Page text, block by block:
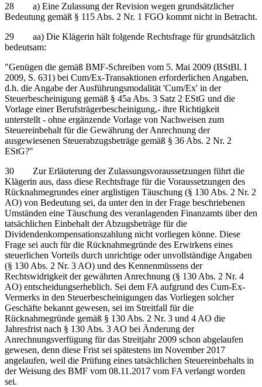
28 a) Eine Zulassung der Revision wegen grundsätzlicher
Bedeutung gemäß § 115 Abs. 2 Nr. 1 FGO kommt nicht in Betracht.
29 aa) Die Klägerin hält folgende Rechtsfrage für grundsätzlich
bedeutsam:
"Genügen die gemäß BMF-Schreiben vom 5. Mai 2009 (BStBl. I
2009, S. 631) bei Cum/Ex-Transaktionen erforderlichen Angaben,
d.h. die Angabe der Ausführungsmodalität 'Cum/Ex' in der
Steuerbescheinigung gemäß § 45a Abs. 3 Satz 2 EStG und die
Vorlage einer Berufsträgerbescheinigung,- ihre Richtigkeit
unterstellt - ohne ergänzende Vorlage von Nachweisen zum
Steuereinbehalt für die Gewährung der Anrechnung der
ausgewiesenen Steuerabzugsbeträge gemäß § 36 Abs. 2 Nr. 2
EStG?"
30 Zur Erläuterung der Zulassungsvoraussetzungen führt die
Klägerin aus, dass diese Rechtsfrage für die Voraussetzungen des
Rücknahmegrundes einer arglistigen Täuschung (§ 130 Abs. 2 Nr. 2
AO) von Bedeutung sei, da unter den in der Frage beschriebenen
Umständen eine Täuschung des veranlagenden Finanzamts über den
tatsächlichen Einbehalt der Abzugsbeträge für die
Dividendenkompensationszahlung nicht vorliegen könne. Diese
Frage sei auch für die Rücknahmegründe des Erwirkens eines
steuerlichen Vorteils durch unrichtige oder unvollständige Angaben
(§ 130 Abs. 2 Nr. 3 AO) und des Kennenmüssens der
Rechtswidrigkeit der gewährten Anrechnung (§ 130 Abs. 2 Nr. 4
AO) entscheidungserheblich. Sei dem FA aufgrund des Cum-Ex-
Vermerks in den Steuerbescheinigungen das Vorliegen solcher
Geschäfte bekannt gewesen, sei im Streitfall für die
Rücknahmegründe gemäß § 130 Abs. 2 Nr. 3 und 4 AO die
Jahresfrist nach § 130 Abs. 3 AO bei Änderung der
Anrechnungsverfügung für das Streitjahr 2009 schon abgelaufen
gewesen, denn diese Frist sei spätestens im November 2017
angelaufen, weil die Prüfung eines tatsächlichen Steuereinbehalts in
der Weisung des BMF vom 08.11.2017 vom FA verlangt worden
sei.